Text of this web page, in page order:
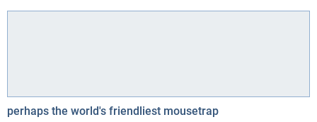
perhaps the world's friendliest mousetrap